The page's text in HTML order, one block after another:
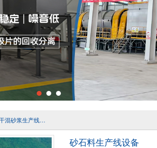
干混砂浆生产线设备
砂石料生产线设备